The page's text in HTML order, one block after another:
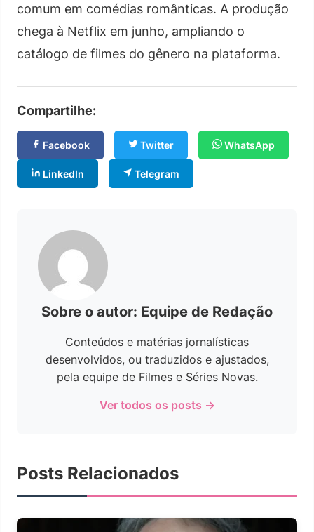
comum em comédias românticas. A produção
chega à Netflix em junho, ampliando o
catálogo de filmes do gênero na plataforma.
Compartilhe:
Facebook Twitter WhatsApp
LinkedIn Telegram
Sobre o autor: Equipe de Redação
Conteúdos e matérias jornalísticas
desenvolvidos, ou traduzidos e ajustados,
pela equipe de Filmes e Séries Novas.
Ver todos os posts →
Posts Relacionados